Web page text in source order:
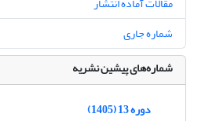
شماره جاری
شماره‌های پیشین نشریه
دوره 13 (1405)